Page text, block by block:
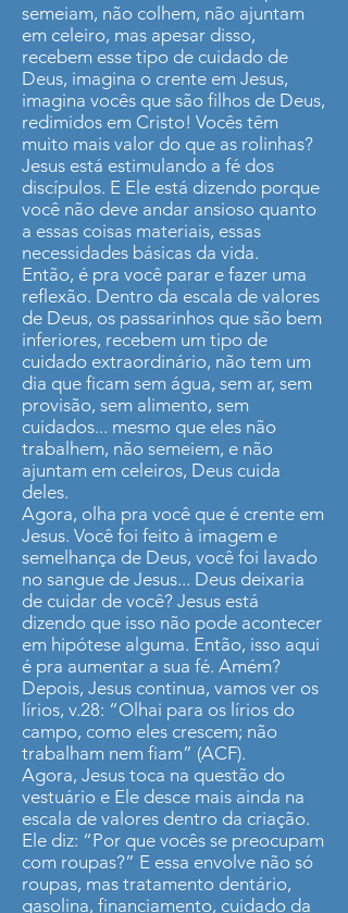
semeiam, não colhem, não ajuntam
em celeiro, mas apesar disso,
recebem esse tipo de cuidado de
Deus, imagina o crente em Jesus,
imagina vocês que são filhos de Deus,
redimidos em Cristo! Vocês têm
muito mais valor do que as rolinhas?
Jesus está estimulando a fé dos
discípulos. E Ele está dizendo porque
você não deve andar ansioso quanto
a essas coisas materiais, essas
necessidades básicas da vida.
Então, é pra você parar e fazer uma
reflexão. Dentro da escala de valores
de Deus, os passarinhos que são bem
inferiores, recebem um tipo de
cuidado extraordinário, não tem um
dia que ficam sem água, sem ar, sem
provisão, sem alimento, sem
cuidados... mesmo que eles não
trabalhem, não semeiem, e não
ajuntam em celeiros, Deus cuida
deles.
Agora, olha pra você que é crente em
Jesus. Você foi feito à imagem e
semelhança de Deus, você foi lavado
no sangue de Jesus... Deus deixaria
de cuidar de você? Jesus está
dizendo que isso não pode acontecer
em hipótese alguma. Então, isso aqui
é pra aumentar a sua fé. Amém?
Depois, Jesus continua, vamos ver os
lírios, v.28: “Olhai para os lírios do
campo, como eles crescem; não
trabalham nem fiam” (ACF).
Agora, Jesus toca na questão do
vestuário e Ele desce mais ainda na
escala de valores dentro da criação.
Ele diz: “Por que vocês se preocupam
com roupas?” E essa envolve não só
roupas, mas tratamento dentário,
gasolina, financiamento, cuidado da